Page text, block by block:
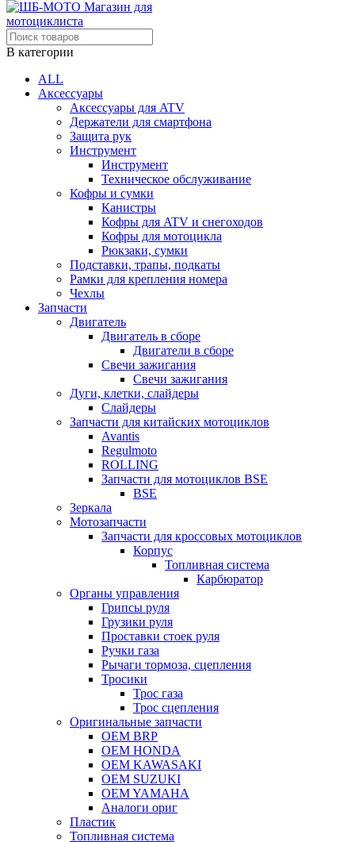
В категории
ALL
Аксессуары
Аксессуары для ATV
Держатели для смартфона
Защита рук
Инструмент
Инструмент
Техническое обслуживание
Кофры и сумки
Канистры
Кофры для ATV и снегоходов
Кофры для мотоцикла
Рюкзаки, сумки
Подставки, трапы, подкаты
Рамки для крепления номера
Чехлы
Запчасти
Двигатель
Двигатель в сборе
Двигатели в сборе
Свечи зажигания
Свечи зажигания
Дуги, клетки, слайдеры
Слайдеры
Запчасти для китайских мотоциклов
Avantis
Regulmoto
ROLLING
Запчасти для мотоциклов BSE
BSE
Зеркала
Мотозапчасти
Запчасти для кроссовых мотоциклов
Корпус
Топливная система
Карбюратор
Органы управления
Грипсы руля
Грузики руля
Проставки стоек руля
Ручки газа
Рычаги тормоза, сцепления
Тросики
Трос газа
Трос сцепления
Оригинальные запчасти
OEM BRP
OEM HONDA
OEM KAWASAKI
OEM SUZUKI
OEM YAMAHA
Аналоги ориг
Пластик
Топливная система